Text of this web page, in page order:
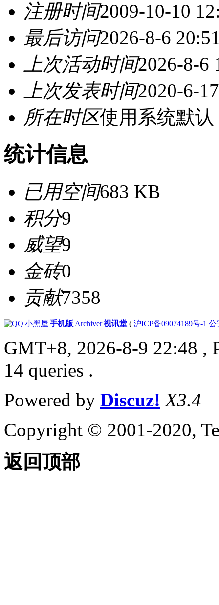
注册时间2009-10-10
最后访问2026-8-6
上次活动时间2026-8-6
上次发表时间2020-6-
所在时区使用系统默认
统计信息
已用空间683 KB
积分9
威望9
金砖0
贡献7358
|小黑屋|手机版|Archiver|视讯堂 ( 沪ICP备09074189号-1
GMT+8, 2026-8-9 22:48 ,
14 queries .
Powered by Discuz! X3.4
Copyright © 2001-2020,
返回顶部